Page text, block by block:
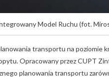
Model Ruchu (fot.
transportu na poziomie
Opracowany przez CUPT
planowania transportu